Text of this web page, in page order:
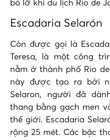
bỏ lỡ khi du lịch Rio de
Escadaria Selarón
Còn được gọi là
Teresa, là một công
nằm ở thành phố Rio
này được tạo ra bởi
Selaron, người đã
thang bằng gạch men
thế giới. Escadaria
rộng 25 mét. Các bậc